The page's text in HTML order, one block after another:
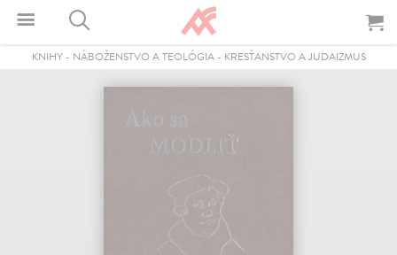
KNIHY- NÁBOŽENSTVO A TEOLÓGIA- KRESŤANSTVO A JUDAIZMUS